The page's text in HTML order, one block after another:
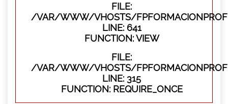
FILE:
/VAR/WWW/VHOSTS/
LINE: 641
FUNCTION: VIEW
FILE:
/VAR/WWW/VHOSTS/
LINE: 315
FUNCTION: REQUIRE_ONCE